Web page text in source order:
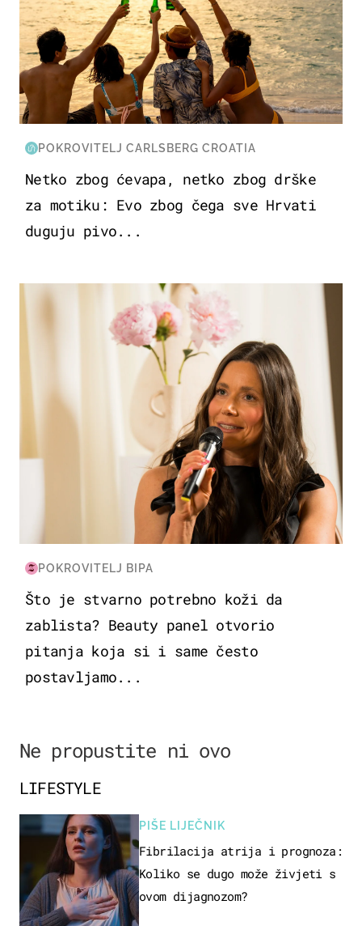
POKROVITELJ CARLSBERG CROATIA
Netko zbog ćevapa, netko zbog drške
za motiku: Evo zbog čega sve Hrvati
duguju pivo...
MODA & LJEPOTA
POKROVITELJ BIPA
Što je stvarno potrebno koži da
zablista? Beauty panel otvorio
pitanja koja si i same često
postavljamo...
Ne propustite ni ovo
LIFESTYLE
PIŠE LIJEČNIK
Fibrilacija atrija i prognoza:
Koliko se dugo može živjeti s
ovom dijagnozom?